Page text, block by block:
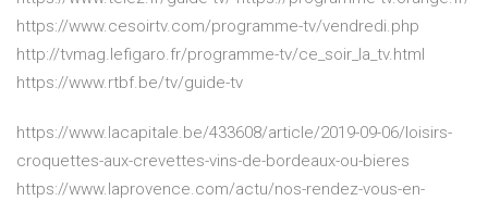
https://www.cesoirtv.com/programme-tv/vendredi.php
http://tvmag.lefigaro.fr/programme-tv/ce_soir_la_tv.html
https://www.rtbf.be/tv/guide-tv
https://www.lacapitale.be/433608/article/2019-09-06/loisirs-
croquettes-aux-crevettes-vins-de-bordeaux-ou-bieres
https://www.laprovence.com/actu/nos-rendez-vous-en-